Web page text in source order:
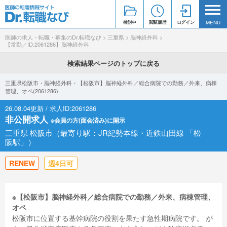
検討中 閲覧履歴 ログイン MENU
医師の求人・転職・募集のDr.転職なび > 三重県 > 脳神経外科 >
【常勤／ID:2061286】脳神経外科
検索結果ページのトップに戻る
三重県松阪市・脳神経外科・【松阪市】脳神経外科／総合病院での勤務／外来、病棟
管理、オペ(2061286)
26.08.04更新 / 求人ID:2061286
非公開求人 ※会員の方(面会済み)に開示
三重県 松阪市（最寄り駅：JR紀勢本線・近鉄山田線 「松
阪駅」）
RENEW 週4日可
※【松阪市】脳神経外科／総合病院での勤務／外来、病棟管理、
オペ
松阪市に位置する基幹病院の役割を果たす急性期病院です。 が